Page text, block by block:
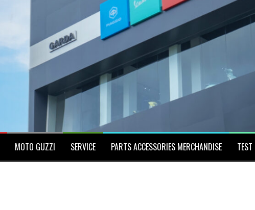
MOTO GUZZI SERVICE PARTS ACCESSORIES MERCHANDISE